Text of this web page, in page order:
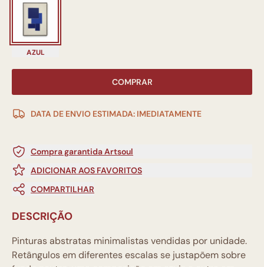
AZUL
COMPRAR
DATA DE ENVIO ESTIMADA: IMEDIATAMENTE
Compra garantida Artsoul
ADICIONAR AOS FAVORITOS
COMPARTILHAR
DESCRIÇÃO
Pinturas abstratas minimalistas vendidas por unidade.
Retângulos em diferentes escalas se justapõem sobre